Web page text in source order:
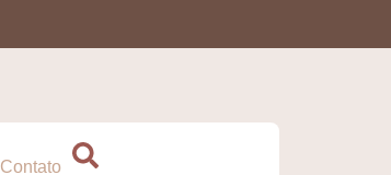
Contato